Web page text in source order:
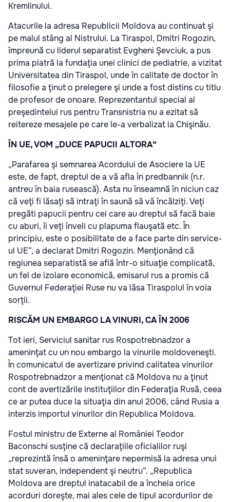
Kremlinului.
Atacurile la adresa Republicii Moldova au continuat şi
pe malul stâng al Nistrului. La Tiraspol, Dmitri Rogozin,
împreună cu liderul separatist Evgheni Şevciuk, a pus
prima piatră la fundaţia unei clinici de pediatrie, a vizitat
Universitatea din Tiraspol, unde în calitate de doctor în
filosofie a ţinut o prelegere şi unde a fost distins cu titlu
de profesor de onoare. Reprezentantul special al
preşedintelui rus pentru Transnistria nu a ezitat să
reitereze mesajele pe care le-a verbalizat la Chişinău.
ÎN UE, VOM „DUCE PAPUCII ALTORA“
„Parafarea şi semnarea Acordului de Asociere la UE
este, de fapt, dreptul de a vă afla în predbannik (n.r.
antreu în baia rusească). Asta nu înseamnă în niciun caz
că veţi fi lăsaţi să intraţi în saună să vă încălziţi. Veţi
pregăti papucii pentru cei care au dreptul să facă baie
cu aburi, îi veţi înveli cu plapuma flauşată etc. În
principiu, este o posibilitate de a face parte din service-
ul UE“, a declarat Dmitri Rogozin. Menţionând că
regiunea separatistă se află într-o situaţie complicată,
un fel de izolare economică, emisarul rus a promis că
Guvernul Federaţiei Ruse nu va lăsa Tiraspolul în voia
sorţii.
RISCĂM UN EMBARGO LA VINURI, CA ÎN 2006
Tot ieri, Serviciul sanitar rus Rospotrebnadzor a
ameninţat cu un nou embargo la vinurile moldoveneşti.
În comunicatul de avertizare privind calitatea vinurilor
Rospotrebnadzor a menţionat că Moldova nu a ţinut
cont de avertizările instituţiilor din Federaţia Rusă, ceea
ce ar putea duce la situaţia din anul 2006, când Rusia a
interzis importul vinurilor din Republica Moldova.
Fostul ministru de Externe al României Teodor
Baconschi susţine că declaraţiile oficialilor ruşi
„reprezintă însă o ameninţare nepermisă la adresa unui
stat suveran, independent şi neutru“. „Republica
Moldova are dreptul inatacabil de a încheia orice
acorduri doreşte, mai ales cele de tipul acordurilor de